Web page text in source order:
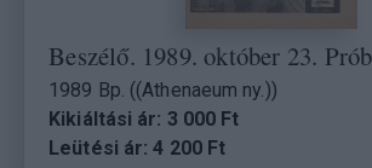
Beszélő. 1989. október 23.
1989 Bp. ((Athenaeum ny.))
Kikiáltási ár: 3 000 Ft
Leütési ár: 4 200 Ft